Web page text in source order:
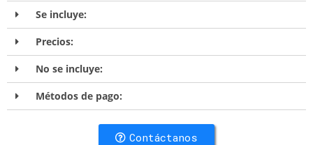
Se incluye:
Precios:
No se incluye:
Métodos de pago:
Contáctanos